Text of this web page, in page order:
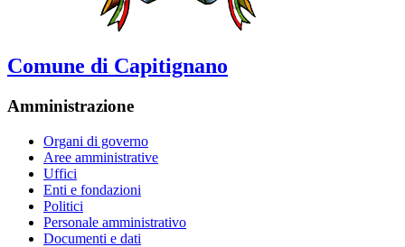
Comune di Capitignano
Amministrazione
Organi di governo
Aree amministrative
Uffici
Enti e fondazioni
Politici
Personale amministrativo
Documenti e dati